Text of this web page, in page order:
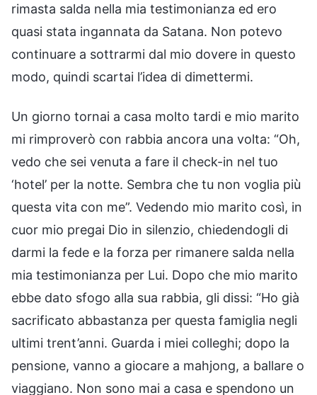
rimasta salda nella mia testimonianza ed ero
quasi stata ingannata da Satana. Non potevo
continuare a sottrarmi dal mio dovere in questo
modo, quindi scartai l’idea di dimettermi.
Un giorno tornai a casa molto tardi e mio marito
mi rimproverò con rabbia ancora una volta: “Oh,
vedo che sei venuta a fare il check-in nel tuo
‘hotel’ per la notte. Sembra che tu non voglia più
questa vita con me”. Vedendo mio marito così, in
cuor mio pregai Dio in silenzio, chiedendogli di
darmi la fede e la forza per rimanere salda nella
mia testimonianza per Lui. Dopo che mio marito
ebbe dato sfogo alla sua rabbia, gli dissi: “Ho già
sacrificato abbastanza per questa famiglia negli
ultimi trent’anni. Guarda i miei colleghi; dopo la
pensione, vanno a giocare a mahjong, a ballare o
viaggiano. Non sono mai a casa e spendono un